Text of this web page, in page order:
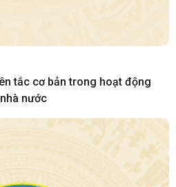
tắc cơ bản trong hoạt động
nước